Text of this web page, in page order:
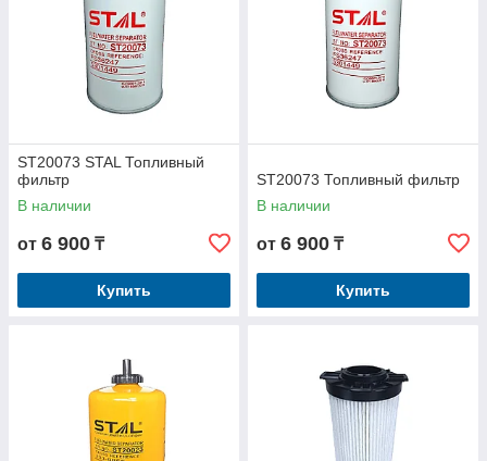
ST20073 STAL Топливный
фильтр
В наличии
от 6 900 ₸
Купить
ST20073 Топливный фильтр
В наличии
от 6 900 ₸
Купить